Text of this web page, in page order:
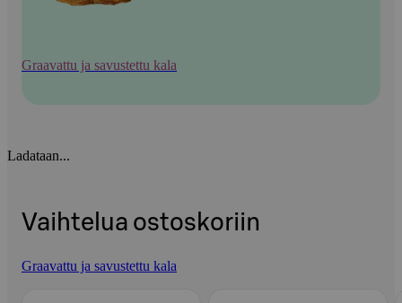
Graavattu ja savustettu kala
Ladataan...
Vaihtelua ostoskoriin
Graavattu ja savustettu kala